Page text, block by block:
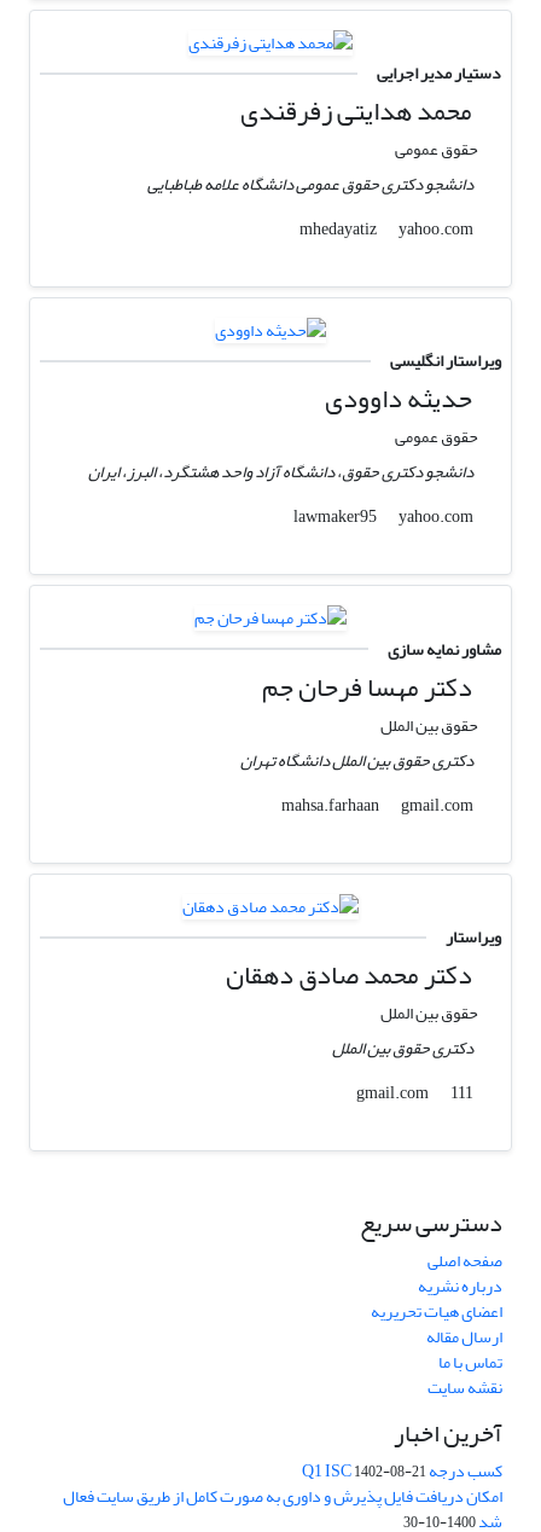
دستیار مدیر اجرایی
محمد هدایتی زفرقندی
حقوق عمومی
دانشجو دکتری حقوق عمومی دانشگاه علامه طباطبایی
mhedayatiz
yahoo.com
ویراستار انگلیسی
حدیثه داوودی
حقوق عمومی
دانشجو دکتری حقوق، دانشگاه آزاد واحد هشتگرد، البرز، ایران
lawmaker95
yahoo.com
مشاور نمایه سازی
دکتر مهسا فرحان جم
حقوق بین الملل
دکتری حقوق بین الملل دانشگاه تهران
mahsa.farhaan
gmail.com
ویراستار
دکتر محمد صادق دهقان
حقوق بین الملل
دکتری حقوق بین الملل
gmail.com
دسترسی سریع
صفحه اصلی
درباره نشریه
اعضای هیات تحریریه
ارسال مقاله
تماس با ما
نقشه سایت
آخرین اخبار
کسب درجه Q1 ISC1402-08-21
امکان دریافت فایل پذیرش و داوری به صورت کامل از طریق سایت فعال
شد1400-10-30